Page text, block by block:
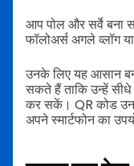
आप पोल और सर्वे
फॉलोअर्स अगले व्लॉग
उनके लिए यह आसान
सकते हैं ताकि उन्हें सीधे
कर सकें। QR कोड
अपने स्मार्टफोन का